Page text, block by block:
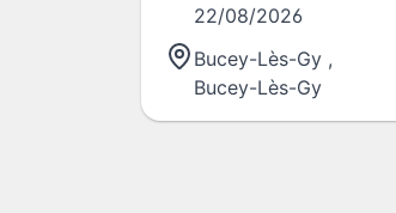
22/08/2026
Bucey-Lès-Gy ,
Bucey-Lès-Gy